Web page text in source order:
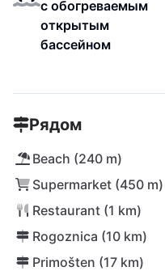
с обогреваемым
открытым
бассейном
Рядом
Beach (240 m)
Supermarket (450 m)
Restaurant (1 km)
Rogoznica (10 km)
Primošten (17 km)